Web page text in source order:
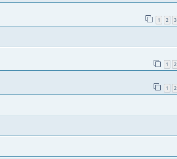
1 2 3
1 2
1 2